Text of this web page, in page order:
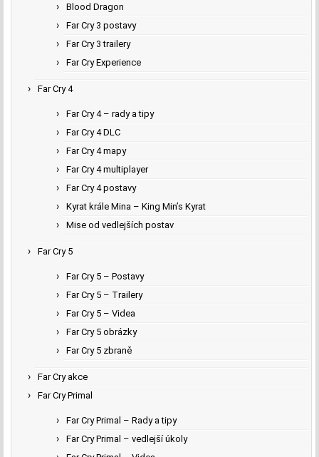
Blood Dragon
Far Cry 3 postavy
Far Cry 3 trailery
Far Cry Experience
Far Cry 4
Far Cry 4 – rady a tipy
Far Cry 4 DLC
Far Cry 4 mapy
Far Cry 4 multiplayer
Far Cry 4 postavy
Kyrat krále Mina – King Min’s Kyrat
Mise od vedlejších postav
Far Cry 5
Far Cry 5 – Postavy
Far Cry 5 – Trailery
Far Cry 5 – Videa
Far Cry 5 obrázky
Far Cry 5 zbraně
Far Cry akce
Far Cry Primal
Far Cry Primal – Rady a tipy
Far Cry Primal – vedlejší úkoly